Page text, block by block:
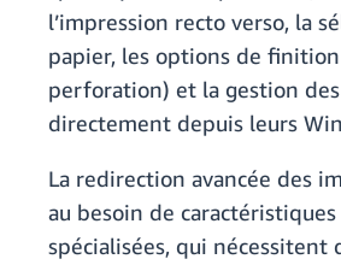
l’impression recto verso, la
papier, les options de finition
perforation) et la gestion
directement depuis leurs
La redirection avancée des
au besoin de caractéristiques
spécialisées, qui nécessitent